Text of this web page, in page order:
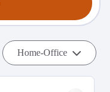
Home-Office